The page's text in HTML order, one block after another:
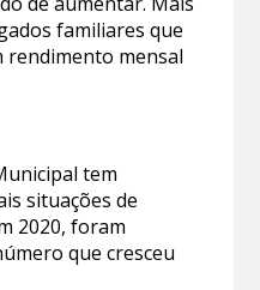
familiares que
rendimento mensal
tem
situações de
2020, foram
que cresceu